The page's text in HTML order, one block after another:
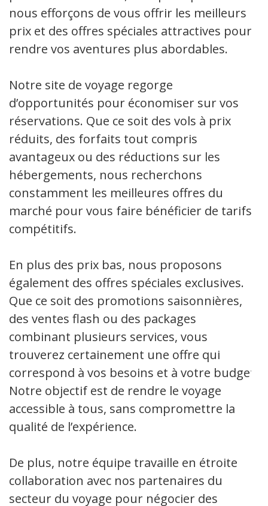
nous efforçons de vous offrir les meilleurs
prix et des offres spéciales attractives pour
rendre vos aventures plus abordables.
Notre site de voyage regorge
d’opportunités pour économiser sur vos
réservations. Que ce soit des vols à prix
réduits, des forfaits tout compris
avantageux ou des réductions sur les
hébergements, nous recherchons
constamment les meilleures offres du
marché pour vous faire bénéficier de tarifs
compétitifs.
En plus des prix bas, nous proposons
également des offres spéciales exclusives.
Que ce soit des promotions saisonnières,
des ventes flash ou des packages
combinant plusieurs services, vous
trouverez certainement une offre qui
correspond à vos besoins et à votre budget.
Notre objectif est de rendre le voyage
accessible à tous, sans compromettre la
qualité de l’expérience.
De plus, notre équipe travaille en étroite
collaboration avec nos partenaires du
secteur du voyage pour négocier des